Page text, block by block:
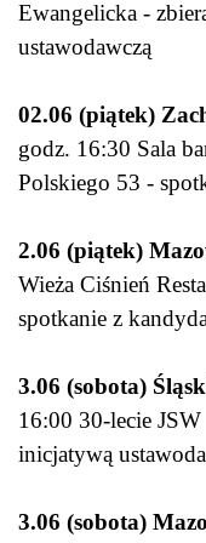
Ewangelicka -
ustawodawczą
02.06 (piątek)
godz. 16:30 Sala
Polskiego 53 -
2.06 (piątek)
Wieża Ciśnień
spotkanie z
3.06 (sobota)
16:00 30-lecie
inicjatywą
3.06 (sobota)